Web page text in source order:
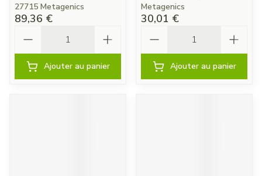
27715 Metagenics
89,36 €
Ajouter au panier
Metagenics
30,01 €
Ajouter au panier